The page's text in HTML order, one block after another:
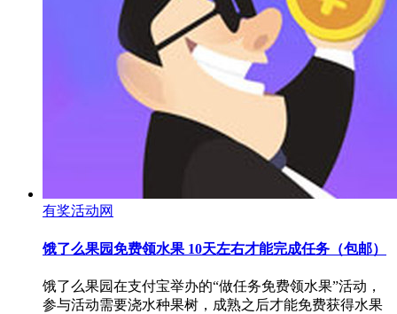
有奖活动网
饿了么果园免费领水果 10天左右才能完成任务（包邮）
饿了么果园在支付宝举办的“做任务免费领水果”活动，
参与活动需要浇水种果树，成熟之后才能免费获得水果